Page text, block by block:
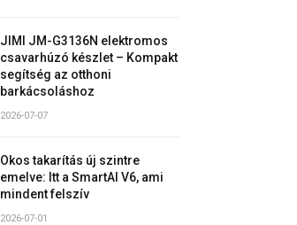
JIMI JM-G3136N elektromos
csavarhúzó készlet – Kompakt
segítség az otthoni
barkácsoláshoz
2026-07-07
Okos takarítás új szintre
emelve: Itt a SmartAI V6, ami
mindent felszív
2026-07-01